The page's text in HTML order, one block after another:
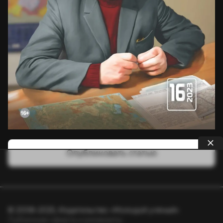
Опубликовать статью